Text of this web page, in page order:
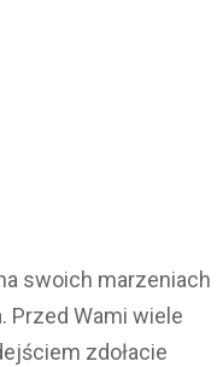
swoich marzeniach
Przed Wami wiele
zdołacie